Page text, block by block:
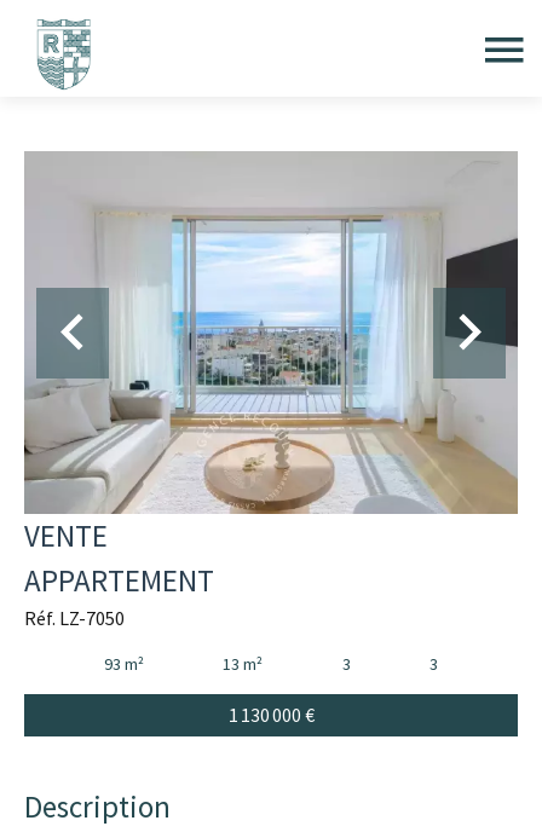
VENTE
APPARTEMENT
Réf. LZ-7050
93 m² 13 m² 3 3
1 130 000 €
Description